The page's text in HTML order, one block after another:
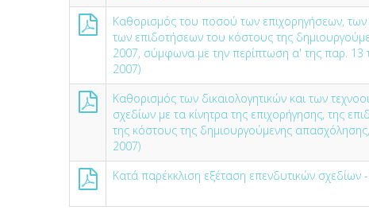
Καθορισμός του ποσού των επιχορηγήσεων,
των επιδοτήσεων του κόστους της
2007, σύμφωνα με την περίπτωση α' της παρ.
2007)
Καθορισμός των δικαιολογητικών και των
σχεδίων με τα κίνητρα της επιχορήγησης, της
της κόστους της δημιουργούμενης
2007)
Κατά παρέκκλιση εξέταση επενδυτικών